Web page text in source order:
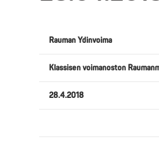
Rauman Ydinvoima
Klassisen voimanoston
28.4.2018